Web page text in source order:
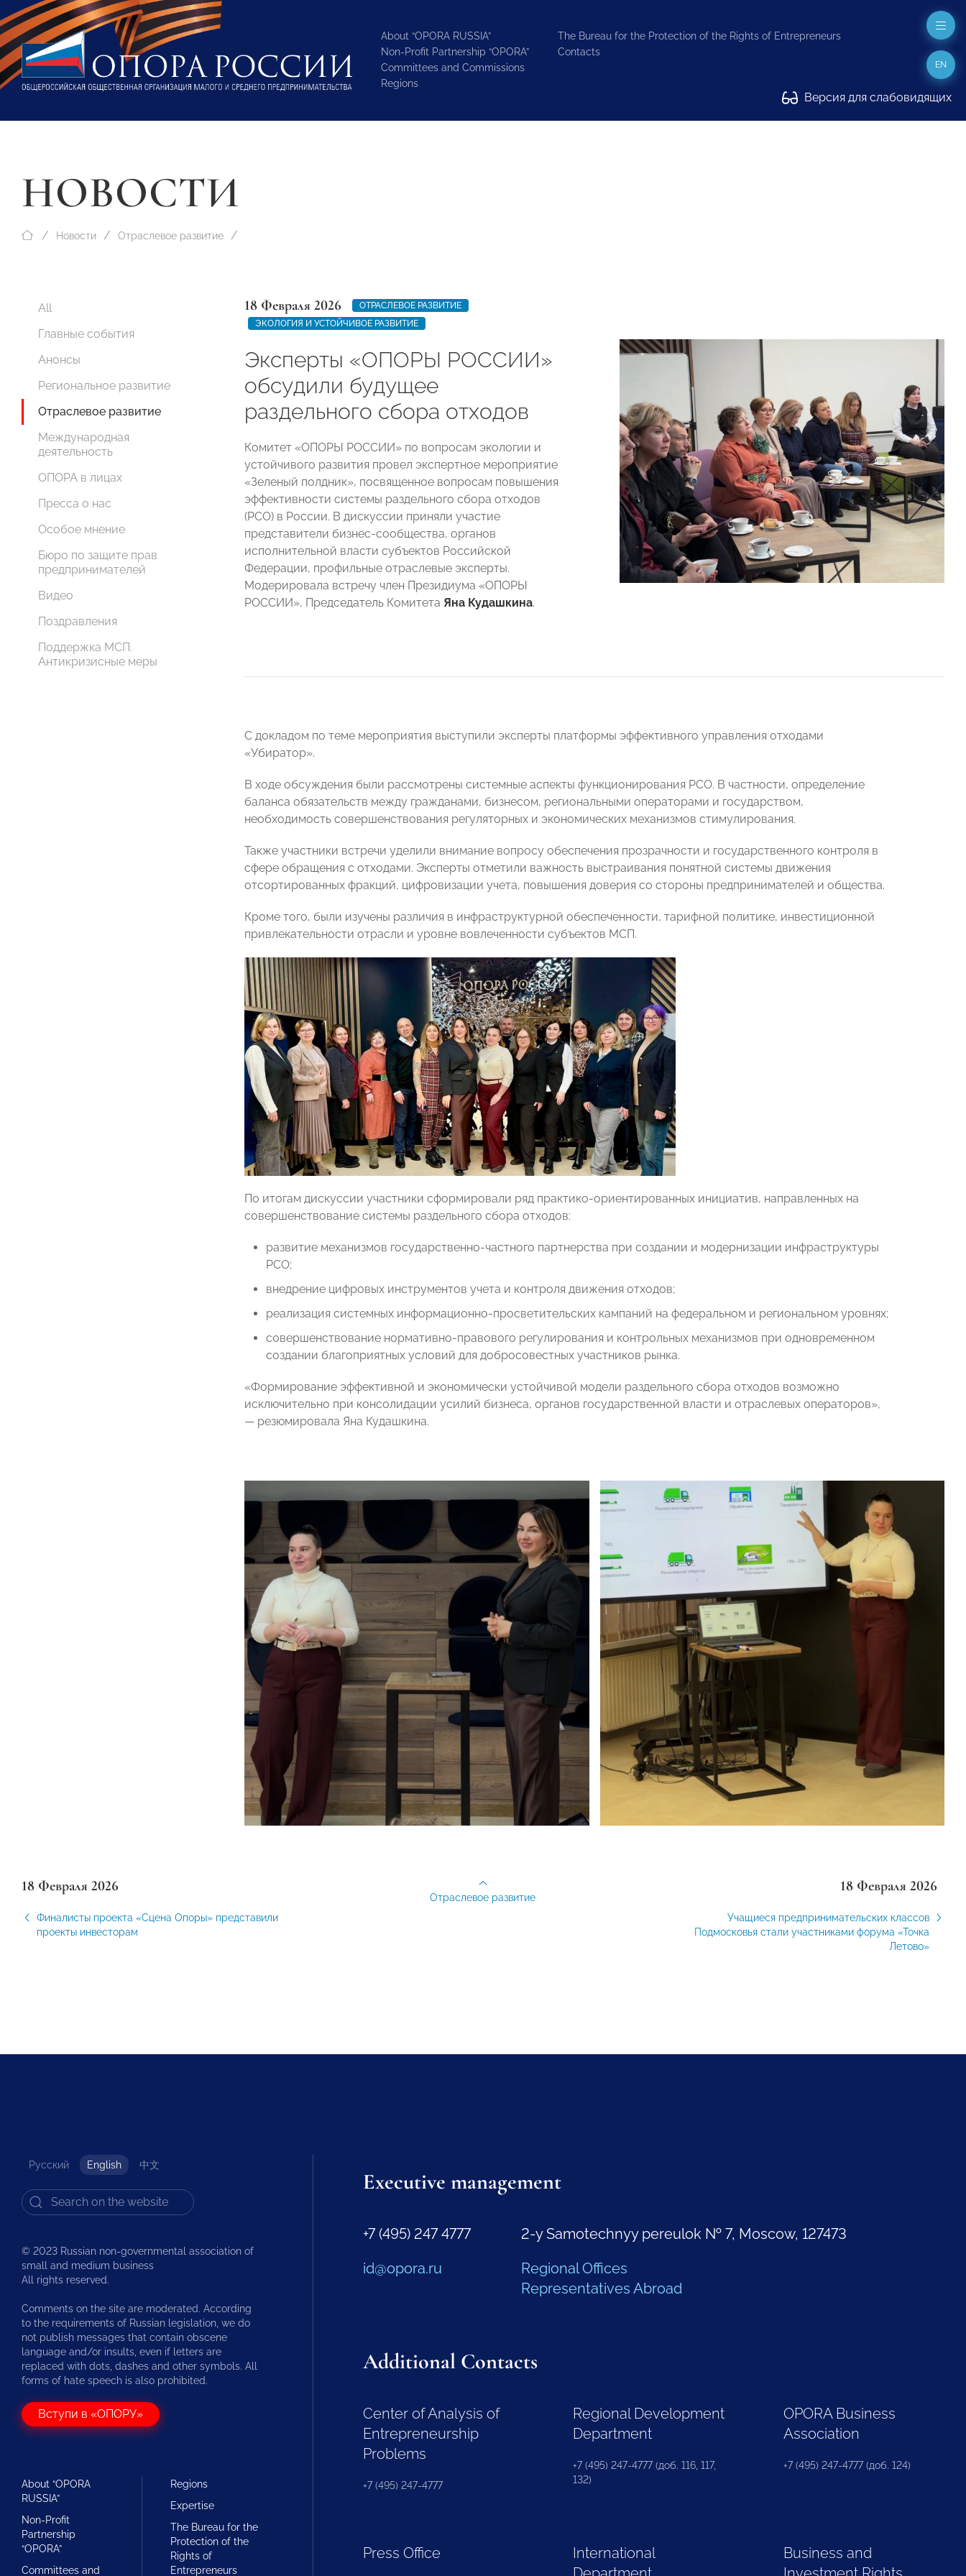
About “OPORA RUSSIA”
Non-Profit Partnership “OPORA”
Committees and Commissions
Regions
The Bureau for the Protection of the Rights of Entrepreneurs
Contacts
Версия для слабовидящих
EN
НОВОСТИ
Новости Отраслевое развитие
All
Главные события
Анонсы
Региональное развитие
Отраслевое развитие
Международная
деятельность
ОПОРА в лицах
Пресса о нас
Особое мнение
Бюро по защите прав
предпринимателей
Видео
Поздравления
Поддержка МСП.
Антикризисные меры
18 Февраля 2026
ОТРАСЛЕВОЕ РАЗВИТИЕ
ЭКОЛОГИЯ И УСТОЙЧИВОЕ РАЗВИТИЕ
Эксперты «ОПОРЫ РОССИИ»
обсудили будущее
раздельного сбора отходов
Комитет «ОПОРЫ РОССИИ» по вопросам экологии и
устойчивого развития провел экспертное мероприятие
«Зеленый полдник», посвященное вопросам повышения
эффективности системы раздельного сбора отходов
(РСО) в России. В дискуссии приняли участие
представители бизнес-сообщества, органов
исполнительной власти субъектов Российской
Федерации, профильные отраслевые эксперты.
Модерировала встречу член Президиума «ОПОРЫ
РОССИИ», Председатель Комитета Яна Кудашкина.
С докладом по теме мероприятия выступили эксперты платформы эффективного управления отходами
«Убиратор».
В ходе обсуждения были рассмотрены системные аспекты функционирования РСО. В частности, определение
баланса обязательств между гражданами, бизнесом, региональными операторами и государством,
необходимость совершенствования регуляторных и экономических механизмов стимулирования.
Также участники встречи уделили внимание вопросу обеспечения прозрачности и государственного контроля в
сфере обращения с отходами. Эксперты отметили важность выстраивания понятной системы движения
отсортированных фракций, цифровизации учета, повышения доверия со стороны предпринимателей и общества.
Кроме того, были изучены различия в инфраструктурной обеспеченности, тарифной политике, инвестиционной
привлекательности отрасли и уровне вовлеченности субъектов МСП.
По итогам дискуссии участники сформировали ряд практико-ориентированных инициатив, направленных на
совершенствование системы раздельного сбора отходов:
развитие механизмов государственно-частного партнерства при создании и модернизации инфраструктуры
РСО;
внедрение цифровых инструментов учета и контроля движения отходов;
реализация системных информационно-просветительских кампаний на федеральном и региональном уровнях;
совершенствование нормативно-правового регулирования и контрольных механизмов при одновременном
создании благоприятных условий для добросовестных участников рынка.
«Формирование эффективной и экономически устойчивой модели раздельного сбора отходов возможно
исключительно при консолидации усилий бизнеса, органов государственной власти и отраслевых операторов»,
— резюмировала Яна Кудашкина.
18 Февраля 2026
Финалисты проекта «Сцена Опоры» представили
проекты инвесторам
18 Февраля 2026
Учащиеся предпринимательских классов
Подмосковья стали участниками форума «Точка
Летово»
Отраслевое развитие
Русский English 中文
© 2023 Russian non-governmental association of
small and medium business
All rights reserved.
Comments on the site are moderated. According
to the requirements of Russian legislation, we do
not publish messages that contain obscene
language and/or insults, even if letters are
replaced with dots, dashes and other symbols. All
forms of hate speech is also prohibited.
Вступи в «ОПОРУ»
About “OPORA
RUSSIA”
Non-Profit
Partnership
“OPORA”
Committees and
Regions
Expertise
The Bureau for the
Protection of the
Rights of
Entrepreneurs
Executive management
+7 (495) 247 4777
id@opora.ru
2-y Samotechnyy pereulok № 7, Moscow, 127473
Regional Offices
Representatives Abroad
Additional Contacts
Center of Analysis of
Entrepreneurship
Problems
+7 (495) 247-4777
Regional Development
Department
+7 (495) 247-4777 (доб. 116, 117,
132)
OPORA Business
Association
+7 (495) 247-4777 (доб. 124)
Press Office
International
Business and